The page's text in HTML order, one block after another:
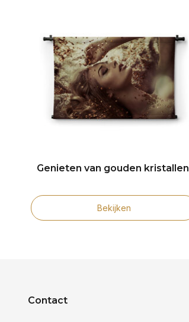
Genieten van gouden kristallen
Bekijken
Contact